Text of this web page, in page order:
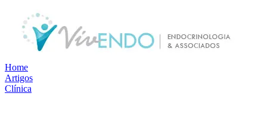
Home
Artigos
Clínica